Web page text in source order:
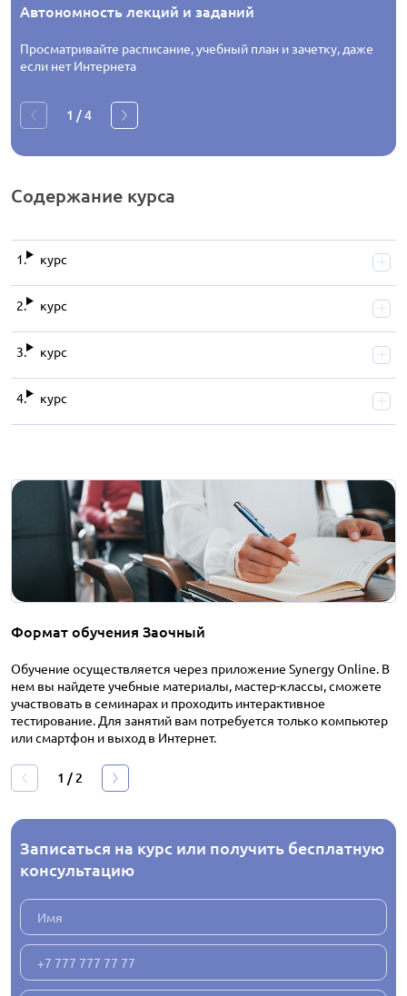
Автономность лекций и заданий
Просматривайте расписание, учебный план и зачетку, даже
если нет Интернета
1 /4
Содержание курса
курс
курс
курс
курс
Формат обучения Заочный
Обучение осуществляется через приложение Synergy Online. В
нем вы найдете учебные материалы, мастер-классы, сможете
участвовать в семинарах и проходить интерактивное
тестирование. Для занятий вам потребуется только компьютер
или смартфон и выход в Интернет.
1 /2
Записаться на курс или получить бесплатную
консультацию